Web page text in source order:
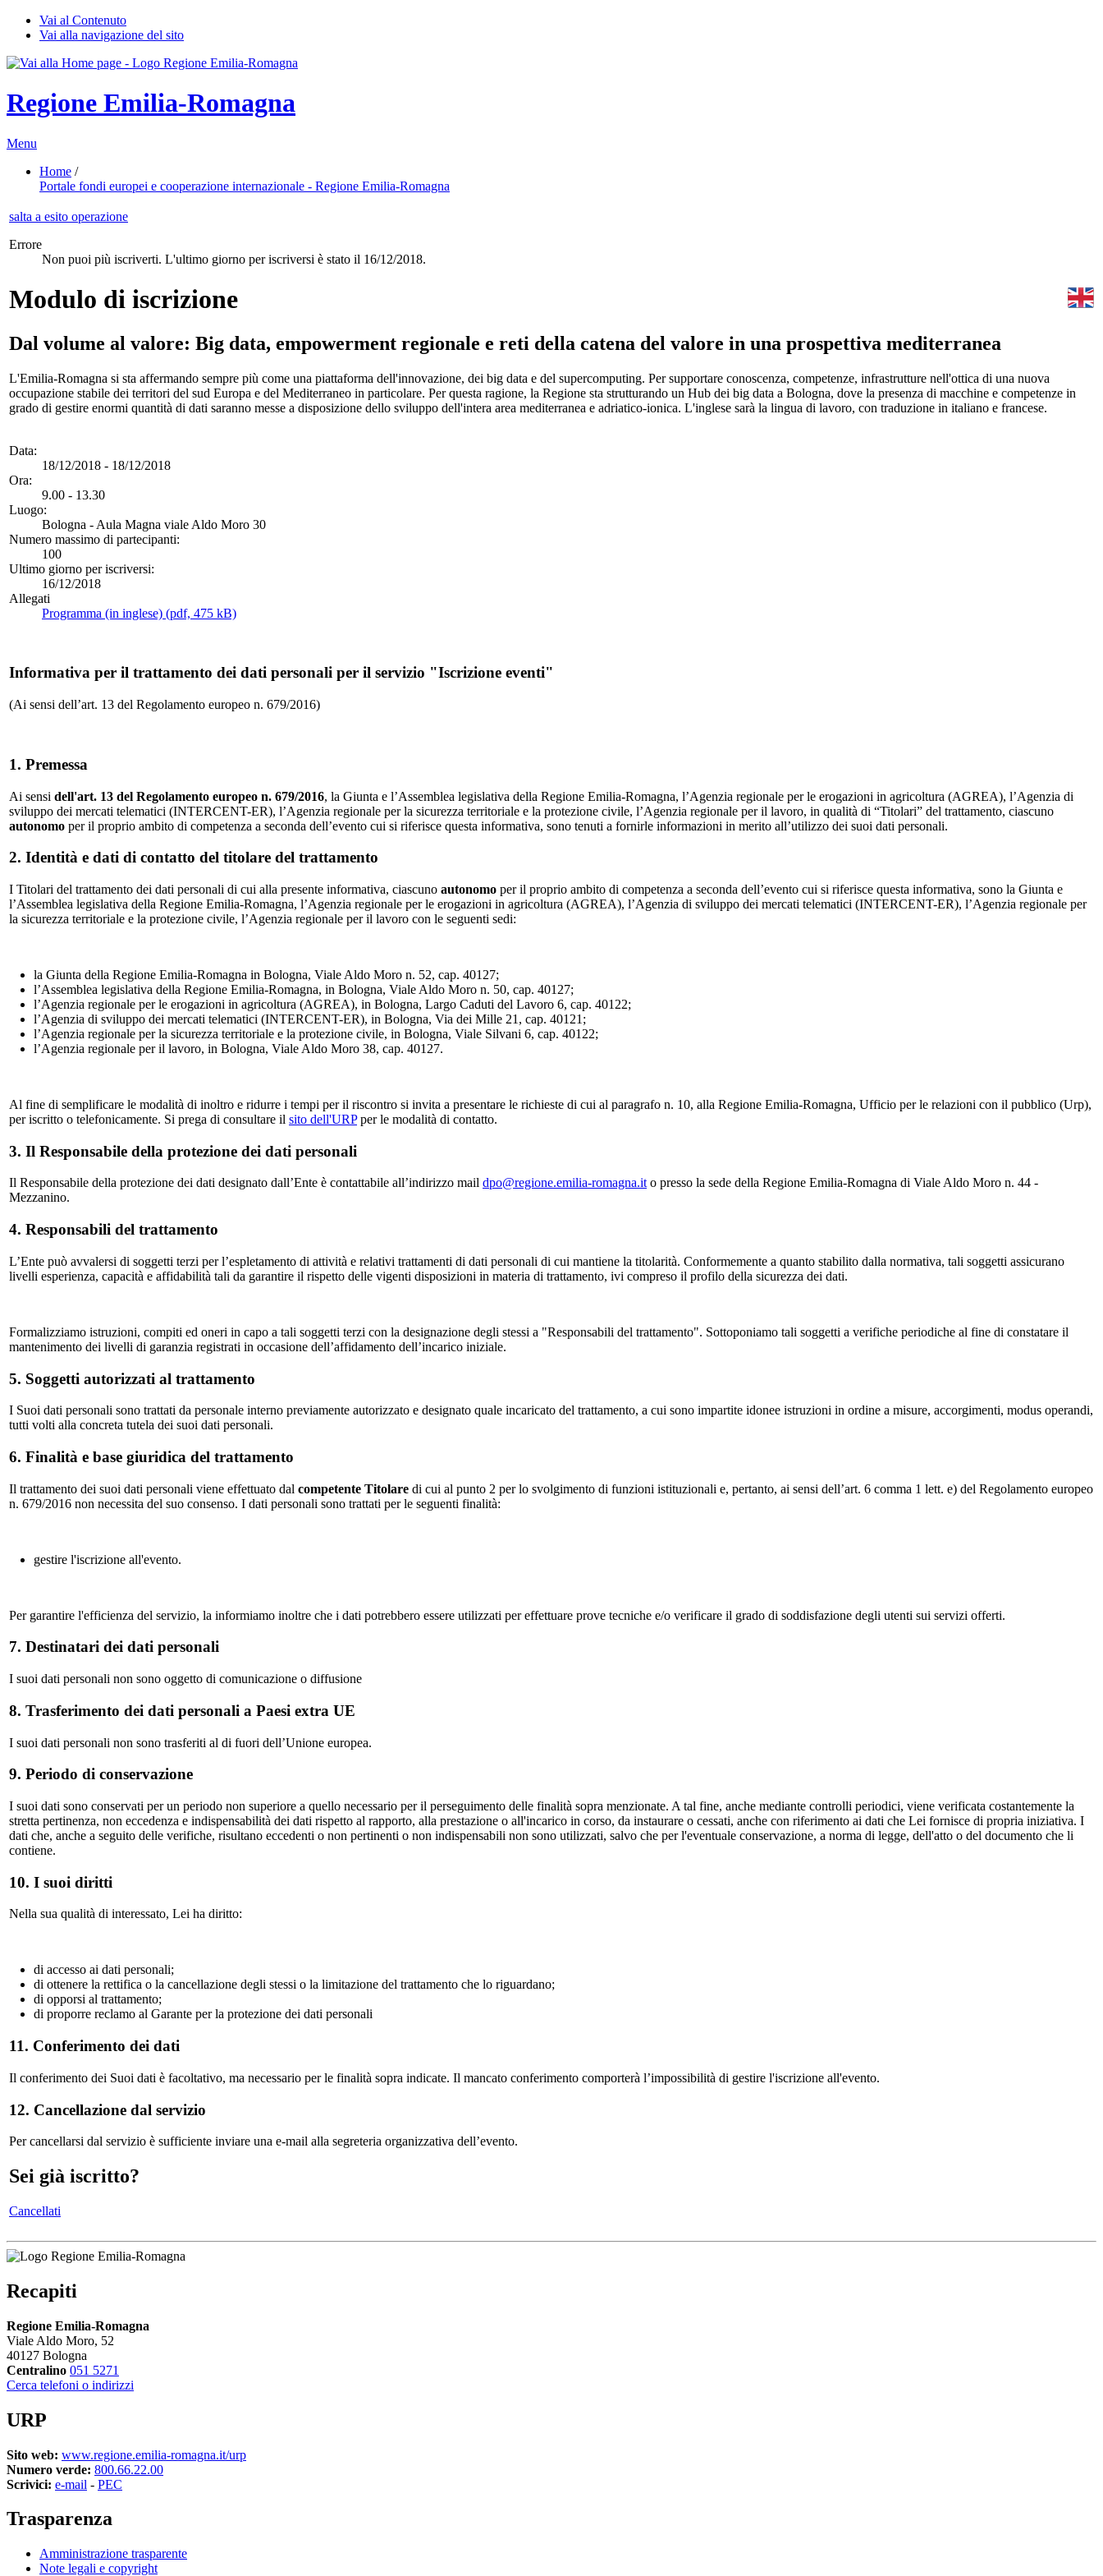
Vai al Contenuto
Vai alla navigazione del sito
Regione Emilia-Romagna
Menu
Home /
Portale fondi europei e cooperazione internazionale - Regione Emilia-Romagna
salta a esito operazione
Errore
Non puoi più iscriverti. L'ultimo giorno per iscriversi è stato il 16/12/2018.
Modulo di iscrizione
Dal volume al valore: Big data, empowerment regionale e reti della catena del valore in una prospettiva mediterranea
L'Emilia-Romagna si sta affermando sempre più come una piattaforma dell'innovazione, dei big data e del supercomputing. Per supportare conoscenza, competenze, infrastrutture nell'ottica di una nuova
occupazione stabile dei territori del sud Europa e del Mediterraneo in particolare. Per questa ragione, la Regione sta strutturando un Hub dei big data a Bologna, dove la presenza di macchine e competenze in
grado di gestire enormi quantità di dati saranno messe a disposizione dello sviluppo dell'intera area mediterranea e adriatico-ionica. L'inglese sarà la lingua di lavoro, con traduzione in italiano e francese.
Data:
18/12/2018 - 18/12/2018
Ora:
9.00 - 13.30
Luogo:
Bologna - Aula Magna viale Aldo Moro 30
Numero massimo di partecipanti:
100
Ultimo giorno per iscriversi:
16/12/2018
Allegati
Programma (in inglese) (pdf, 475 kB)
Informativa per il trattamento dei dati personali per il servizio "Iscrizione eventi"
(Ai sensi dell’art. 13 del Regolamento europeo n. 679/2016)
1. Premessa
Ai sensi dell'art. 13 del Regolamento europeo n. 679/2016, la Giunta e l’Assemblea legislativa della Regione Emilia-Romagna, l’Agenzia regionale per le erogazioni in agricoltura (AGREA), l’Agenzia di
sviluppo dei mercati telematici (INTERCENT-ER), l’Agenzia regionale per la sicurezza territoriale e la protezione civile, l’Agenzia regionale per il lavoro, in qualità di “Titolari” del trattamento, ciascuno
autonomo per il proprio ambito di competenza a seconda dell’evento cui si riferisce questa informativa, sono tenuti a fornirle informazioni in merito all’utilizzo dei suoi dati personali.
2. Identità e dati di contatto del titolare del trattamento
I Titolari del trattamento dei dati personali di cui alla presente informativa, ciascuno autonomo per il proprio ambito di competenza a seconda dell’evento cui si riferisce questa informativa, sono la Giunta e
l’Assemblea legislativa della Regione Emilia-Romagna, l’Agenzia regionale per le erogazioni in agricoltura (AGREA), l’Agenzia di sviluppo dei mercati telematici (INTERCENT-ER), l’Agenzia regionale per
la sicurezza territoriale e la protezione civile, l’Agenzia regionale per il lavoro con le seguenti sedi:
la Giunta della Regione Emilia-Romagna in Bologna, Viale Aldo Moro n. 52, cap. 40127;
l’Assemblea legislativa della Regione Emilia-Romagna, in Bologna, Viale Aldo Moro n. 50, cap. 40127;
l’Agenzia regionale per le erogazioni in agricoltura (AGREA), in Bologna, Largo Caduti del Lavoro 6, cap. 40122;
l’Agenzia di sviluppo dei mercati telematici (INTERCENT-ER), in Bologna, Via dei Mille 21, cap. 40121;
l’Agenzia regionale per la sicurezza territoriale e la protezione civile, in Bologna, Viale Silvani 6, cap. 40122;
l’Agenzia regionale per il lavoro, in Bologna, Viale Aldo Moro 38, cap. 40127.
Al fine di semplificare le modalità di inoltro e ridurre i tempi per il riscontro si invita a presentare le richieste di cui al paragrafo n. 10, alla Regione Emilia-Romagna, Ufficio per le relazioni con il pubblico (Urp),
per iscritto o telefonicamente. Si prega di consultare il sito dell'URPper le modalità di contatto.
3. Il Responsabile della protezione dei dati personali
Il Responsabile della protezione dei dati designato dall’Ente è contattabile all’indirizzo mail dpo@regione.emilia-romagna.ito presso la sede della Regione Emilia-Romagna di Viale Aldo Moro n. 44 -
Mezzanino.
4. Responsabili del trattamento
L’Ente può avvalersi di soggetti terzi per l’espletamento di attività e relativi trattamenti di dati personali di cui mantiene la titolarità. Conformemente a quanto stabilito dalla normativa, tali soggetti assicurano
livelli esperienza, capacità e affidabilità tali da garantire il rispetto delle vigenti disposizioni in materia di trattamento, ivi compreso il profilo della sicurezza dei dati.
Formalizziamo istruzioni, compiti ed oneri in capo a tali soggetti terzi con la designazione degli stessi a "Responsabili del trattamento". Sottoponiamo tali soggetti a verifiche periodiche al fine di constatare il
mantenimento dei livelli di garanzia registrati in occasione dell’affidamento dell’incarico iniziale.
5. Soggetti autorizzati al trattamento
I Suoi dati personali sono trattati da personale interno previamente autorizzato e designato quale incaricato del trattamento, a cui sono impartite idonee istruzioni in ordine a misure, accorgimenti, modus operandi,
tutti volti alla concreta tutela dei suoi dati personali.
6. Finalità e base giuridica del trattamento
Il trattamento dei suoi dati personali viene effettuato dal competente Titolare di cui al punto 2 per lo svolgimento di funzioni istituzionali e, pertanto, ai sensi dell’art. 6 comma 1 lett. e) del Regolamento europeo
n. 679/2016 non necessita del suo consenso. I dati personali sono trattati per le seguenti finalità:
gestire l'iscrizione all'evento.
Per garantire l'efficienza del servizio, la informiamo inoltre che i dati potrebbero essere utilizzati per effettuare prove tecniche e/o verificare il grado di soddisfazione degli utenti sui servizi offerti.
7. Destinatari dei dati personali
I suoi dati personali non sono oggetto di comunicazione o diffusione
8. Trasferimento dei dati personali a Paesi extra UE
I suoi dati personali non sono trasferiti al di fuori dell’Unione europea.
9. Periodo di conservazione
I suoi dati sono conservati per un periodo non superiore a quello necessario per il perseguimento delle finalità sopra menzionate. A tal fine, anche mediante controlli periodici, viene verificata costantemente la
stretta pertinenza, non eccedenza e indispensabilità dei dati rispetto al rapporto, alla prestazione o all'incarico in corso, da instaurare o cessati, anche con riferimento ai dati che Lei fornisce di propria iniziativa. I
dati che, anche a seguito delle verifiche, risultano eccedenti o non pertinenti o non indispensabili non sono utilizzati, salvo che per l'eventuale conservazione, a norma di legge, dell'atto o del documento che li
contiene.
10. I suoi diritti
Nella sua qualità di interessato, Lei ha diritto:
di accesso ai dati personali;
di ottenere la rettifica o la cancellazione degli stessi o la limitazione del trattamento che lo riguardano;
di opporsi al trattamento;
di proporre reclamo al Garante per la protezione dei dati personali
11. Conferimento dei dati
Il conferimento dei Suoi dati è facoltativo, ma necessario per le finalità sopra indicate. Il mancato conferimento comporterà l’impossibilità di gestire l'iscrizione all'evento.
12. Cancellazione dal servizio
Per cancellarsi dal servizio è sufficiente inviare una e-mail alla segreteria organizzativa dell’evento.
Sei già iscritto?
Cancellati
Recapiti
Regione Emilia-Romagna
Viale Aldo Moro, 52
40127 Bologna
Centralino 051 5271
Cerca telefoni o indirizzi
URP
Sito web: www.regione.emilia-romagna.it/urp
Numero verde: 800.66.22.00
Scrivici: e-mail - PEC
Trasparenza
Amministrazione trasparente
Note legali e copyright